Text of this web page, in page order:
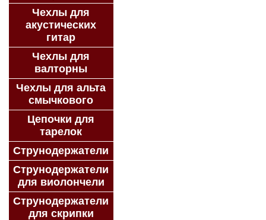
Чехлы для
акустических
гитар
Чехлы для
валторны
Чехлы для альта
смычкового
Цепочки для
тарелок
Струнодержатели
Струнодержатели
для виолончели
Струнодержатели
для скрипки